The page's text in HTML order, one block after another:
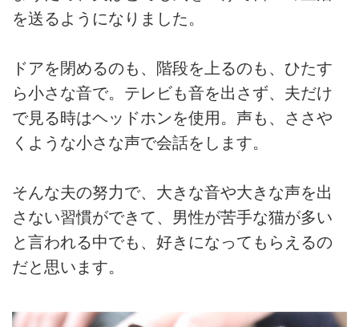
を送るようになりました。
ドアを閉めるのも、階段を上るのも、ひたす
ら小さな音で。テレビも音を出さず、夫だけ
で見る時はヘッドホンを使用。声も、ささや
くような小さな声で会話をします。
そんな夫の努力で、大きな音や大きな声を出
さない習慣ができて、男性が苦手な猫が多い
と言われる中でも、好きになってもらえるの
だと思います。